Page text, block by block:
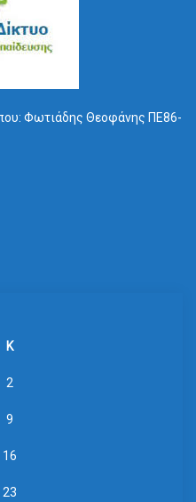
Φωτιάδης Θεοφάνης ΠΕ86-
Κ
2
9
16
23